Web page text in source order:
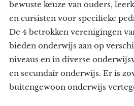
bewuste keuze van ouders,
en cursisten voor specifieke
De 4 betrokken verenigingen
bieden onderwijs aan op
niveaus en in diverse
en secundair onderwijs. Er is
buitengewoon onderwijs